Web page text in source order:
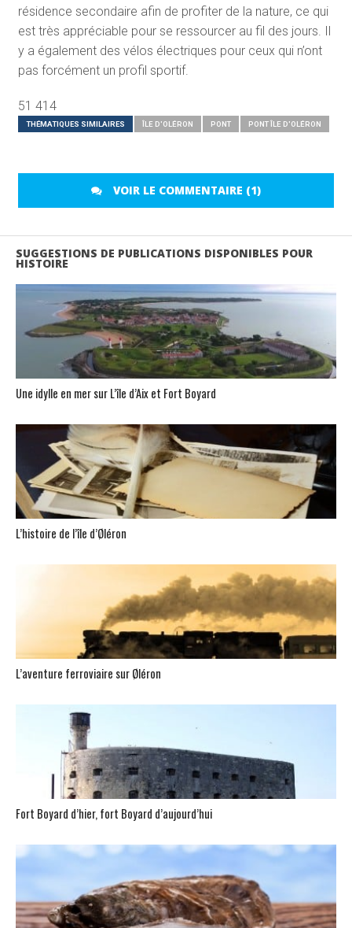
résidence secondaire afin de profiter de la nature, ce qui
est très appréciable pour se ressourcer au fil des jours. Il
y a également des vélos électriques pour ceux qui n’ont
pas forcément un profil sportif.
51 414
THÉMATIQUES SIMILAIRES ÎLE D'OLÉRON PONT PONT ÎLE D'OLÉRON
VOIR LE COMMENTAIRE (1)
SUGGESTIONS DE PUBLICATIONS DISPONIBLES POUR
HISTOIRE
Une idylle en mer sur L’île d’Aix et Fort Boyard
L’histoire de l’île d’Øléron
L’aventure ferroviaire sur Øléron
Fort Boyard d’hier, fort Boyard d’aujourd’hui